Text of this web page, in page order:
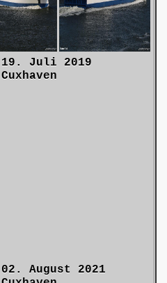
19. Juli 2019
Cuxhaven
02. August 2021